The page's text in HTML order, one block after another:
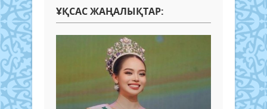
ҰҚСАС ЖАҢАЛЫҚТАР: